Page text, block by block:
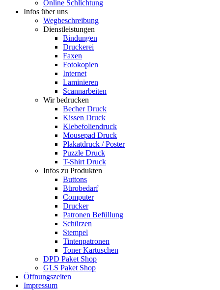
Online Schlichtung
Infos über uns
Wegbeschreibung
Dienstleistungen
Bindungen
Druckerei
Faxen
Fotokopien
Internet
Laminieren
Scannarbeiten
Wir bedrucken
Becher Druck
Kissen Druck
Klebefoliendruck
Mousepad Druck
Plakatdruck / Poster
Puzzle Druck
T-Shirt Druck
Infos zu Produkten
Buttons
Bürobedarf
Computer
Drucker
Patronen Befüllung
Schürzen
Stempel
Tintenpatronen
Toner Kartuschen
DPD Paket Shop
GLS Paket Shop
Öffnungszeiten
Impressum